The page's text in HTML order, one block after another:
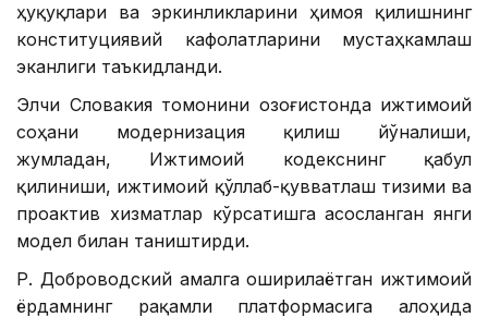
ҳуқуқлари ва эркинликларини ҳимоя қилишнинг
конституциявий кафолатларини мустаҳкамлаш
эканлиги таъкидланди.
Элчи Словакия томонини Қозоғистонда ижтимоий
соҳани модернизация қилиш йўналиши,
жумладан, Ижтимоий кодекснинг қабул
қилиниши, ижтимоий қўллаб-қувватлаш тизими ва
проактив хизматлар кўрсатишга асосланган янги
модел билан таништирди.
Р. Доброводский амалга оширилаётган ижтимоий
ёрдамнинг рақамли платформасига алоҳида